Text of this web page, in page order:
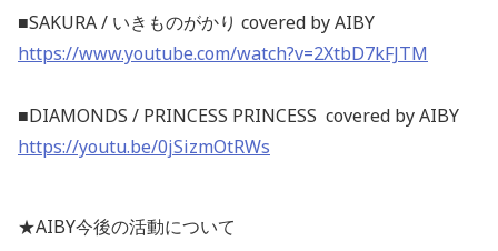
■SAKURA/ いきものがかり covered by AIBY
https://www.youtube.com/watch?v=2XtbD7kFJTM
■DIAMONDS / PRINCESS PRINCESS covered by AIBY
https://youtu.be/0jSizmOtRWs
★AIBY今後の活動について